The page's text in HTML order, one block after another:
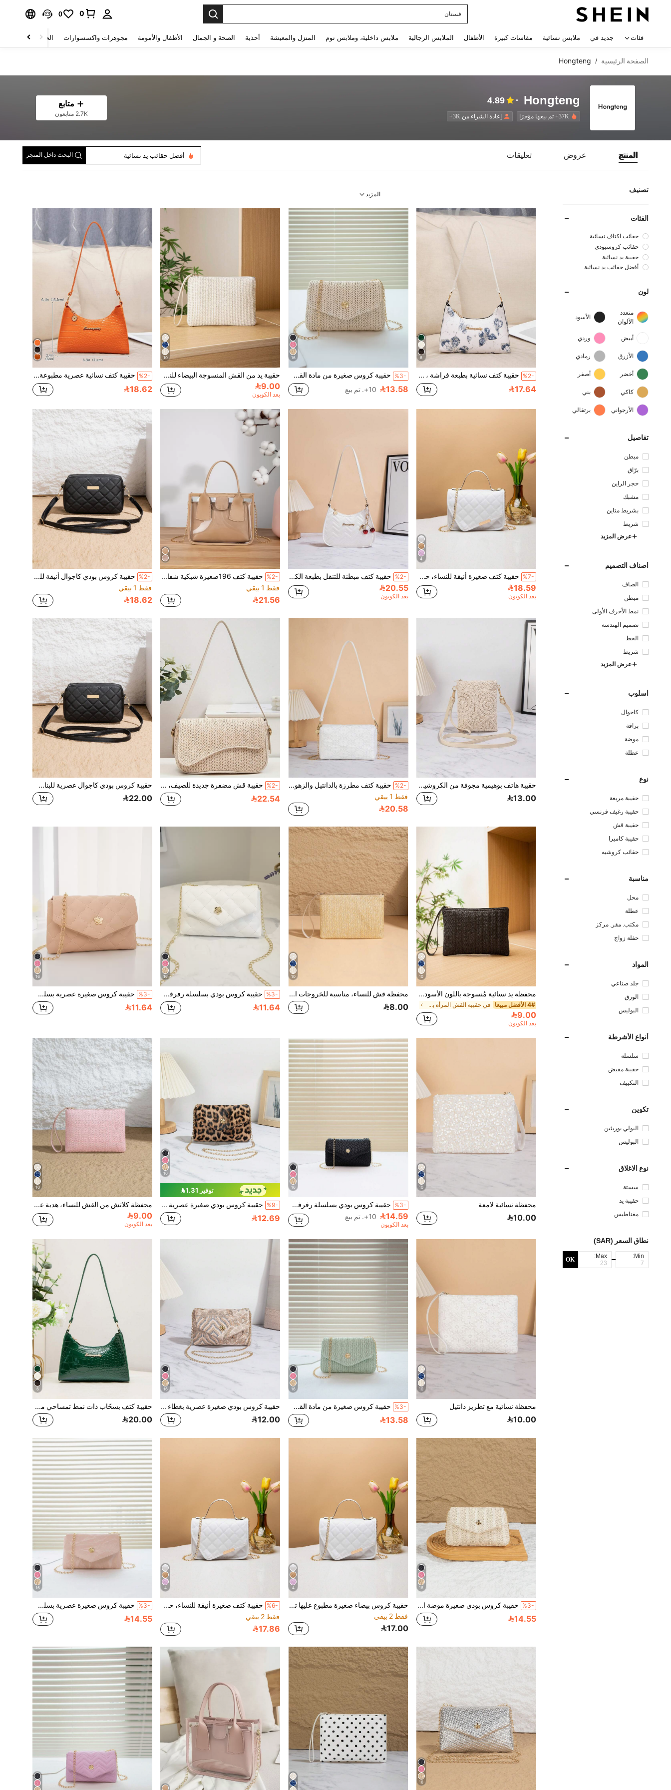
Squishy
0
0
فئات جديد في ملابس نسائية مقاسات كبيرة الأطفال الملابس الرجالية ملابس داخلية، وملابس نوم المنزل والمعيشة أحذية الصحة و الجمال الأطفال والأمومة مجوهرات واكسسوارات الحقائب والأمتعة
الصفحة الرئيسية /
Hongteng
Hongteng
4.89
37K+ تم بيعها مؤخرًا إعادة الشراء من 3K+
متابع
2.7K متابعون
المنتج عروض تعليقات
حقائب اكتاف نسائية
حقائب كروسبودي
أفضل حقائب يد نسائية
البحث داخل المتجر
تصنيف
الفئات
حقائب اكتاف نسائية
حقائب كروسبودي
حقيبة يد نسائية
أفضل حقائب يد نسائية
لون
متعدد
الألوان
الأسود
أبيض وردي
الأزرق رمادي
أخضر أصفر
كاكي بني
الأرجواني برتقالي
تفاصيل
مبطن
برّاق
حجر الراين
مشبك
بشريط متاين
شريط
عرض المزيد
أصناف التصميم
الصاف
مبطن
نمط الأحرف الأولى
تصميم الهندسة
الخط
شريط
عرض المزيد
أسلوب
كاجوال
براقة
موضة
عطلة
نوع
حقيبة مربعة
حقيبة رغيف فرنسي
حقيبة قش
حقيبة كاميرا
حقائب كروشيه
مناسبة
محل
عطلة
مكتب. مقر. مركز
حفلة زواج
المواد
جلد صناعي
الورق
البوليس
أنواع الأشرطة
سلسلة
حقيبة مقبض
التكييف
تكوين
البولي يوريثين
البوليس
نوع الاغلاق
سستة
حقيبة يد
مغناطيس
نطاق السعر (SAR)
Min:
Max:
OK
المزيد
6
%2- حقيبة كتف نسائية بطبعة فراشة ، حقيبة فراشة عصرية
17.64
16
%3- حقيبة كروس صغيرة من مادة القش الأنيقة، حقيبة كتف للنساء لحمل الهاتف والهدايا والسفر والتسوق
13.58 10+. تم بيع
10
حقيبة يد من القش المنسوجة البيضاء للنساء ، حقائب خرافية مثالية للحفلات والأعراس والحفلات الرسمية والعشاء/الولائم والعطلات وجميع المناسبات ، مثالية للسفر والعطلات والشاطئ
9.00
بعد الكوبون
%2- حقيبة كتف نسائية عصرية مطبوعة بنقشة التمساح
18.62
4
%7- حقيبة كتف صغيرة أنيقة للنساء، حقيبة كروس بسلسلة
18.59
بعد الكوبون
%2- حقيبة كتف مبطنة للتنقل بطبعة الكرز، حقيبة كروس بسحاب للنساء للحمل تحت الذراع، مناسبة للتسوق والهدايا
20.55
بعد الكوبون
%2-
حقيبة كتف 196صغيرة شبكية شفافة مع جيب داخلي ،جيب نسائي مع حزام متقاطع
فقط 1 بيقي
21.56
%2-
حقيبة كروس بودي كاجوال أنيقة للفتيات، حقيبة رسول صغيرة باللون الأسود مع حزام منسوج قابل للفك، نسيج مبطن مريح، زخرفة راقية، تصميم كلاسيكي، متعددة الاستخدامات لليوم اليومي، هدية
فقط 1 بيقي
18.62
حقيبة هاتف بوهيمية مجوفة من الكروشيه للصيف الحار، حقيبة صغيرة بأسلوب العطلات عبر الجسم، حقيبة هاتف بتصميم فريد للمعصم، حقيبة كتف واحد للنساء، هدية، للطلاب
13.00
%2-
حقيبة كتف مطرزة بالدانتيل والزهور عصرية، حقيبة كروس بودي كاجوال للتنقل اليومي
فقط 1 بيقي
20.58
%2- حقيبة قش مضفرة جديدة للصيف، حقيبة كتف للنساء، حقيبة إبط فرنسية أنيقة
22.54
حقيبة كروس بودي كاجوال عصرية للبنات، حقيبة كتف صغيرة سوداء بحزام منسوج قابل للفصل، ملمس مريح، بنمط مبطن، تصميم كلاسيكي بزخرفة أنيقة، متعددة الاستخدامات للتسوق والهدايا
22.00
10
محفظة يد نسائية مُنسوجة باللون الأسود، ضروريات العطلة، مثالية للسفر، العطلات، العطلات والشاطئ
4# الأفضل مبيعا في حقيبة القش المرأة براثن
9.00
بعد الكوبون
10
محفظة قش للنساء، مناسبة للخروجات اليومية والسفر والتسوق
8.00
16
%3- حقيبة كروس بودي بسلسلة رفرفة صغيرة عصرية، حقيبة كتف مبطنة للنساء لحمل الهاتف، مناسبة للهدايا والعطلات والتسوق
11.64
16
%3- حقيبة كروس صغيرة عصرية بسلسلة رفرفة، حقيبة كتف رسول للنساء للهاتف والهدايا والعطلات والتسوق
11.64
10
محفظة نسائية لامعة
10.00
16
%3- حقيبة كروس بودي بسلسلة رفرفة مربعات صغيرة عصرية، حقيبة كتف رسول للنساء للهاتف والهدايا والعطلات والتسوق
14.59 10+. تم بيع
بعد الكوبون
16
توفير 1.31
%9- حقيبة كروس بودي صغيرة عصرية بغطاء وسلسلة للنساء، حقيبة هاتف بطبعة نمر، حقيبة كتف، هدية، عطلة، تسوق
12.69
10
محفظة كلاتش من القش للنساء، هدية عطلة للنساء
9.00
بعد الكوبون
10
محفظة نسائية مع تطريز دانتيل
10.00
16
%3- حقيبة كروس صغيرة من مادة القش الأنيقة، حقيبة كتف رسول للنساء لهاتف، هدية، عطلة، تسوق، باللون الأخضر
13.58
16
حقيبة كروس بودي صغيرة عصرية بغطاء وسلسلة للنساء، حقيبة كتف بنقشة مطبوعة، تتسع للهاتف، حقيبة صغيرة، هدية، للعطلات والتسوق
12.00
6
حقيبة كتف بسحّاب ذات نمط تمساحي موضة للسيدات، حقيبة هلال هلالية للنساء
20.00
16
%3- حقيبة كروس بودي صغيرة موضة الصيف 1 قطعة، حقيبة كتف للنساء مصنوعة من القش لهاتف، هدية، عطلة، تسوق، طالب جامعي
14.55
4
حقيبة كروس بيضاء صغيرة مطبوع عليها تصميم التمساح، حقيبة يد نسائية عصرية، مناسبة للطالبات والهدايا والتسوق
فقط 2 بيقي
17.00
4
%6-
حقيبة كتف صغيرة أنيقة للنساء، حقيبة كروس بسلسلة
فقط 2 بيقي
17.86
16
%3- حقيبة كروس صغيرة عصرية بسلسلة رفرفة، حقيبة كتف رسول للنساء للهاتف والهدايا والعطلات والتسوق
14.55
16